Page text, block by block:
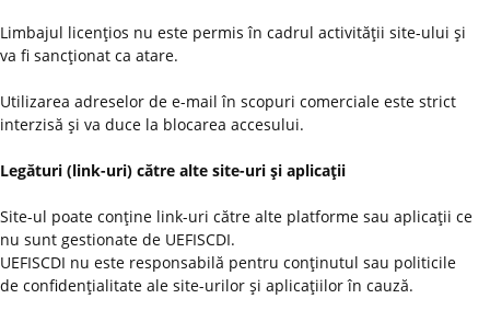
Limbajul licenţios nu este permis în cadrul activităţii site-ului şi
va fi sancţionat ca atare.
Utilizarea adreselor de e-mail în scopuri comerciale este strict
interzisă şi va duce la blocarea accesului.
Legături (link-uri) către alte site-uri şi aplicaţii
Site-ul poate conţine link-uri către alte platforme sau aplicaţii ce
nu sunt gestionate de UEFISCDI.
UEFISCDI nu este responsabilă pentru conţinutul sau politicile
de confidenţialitate ale site-urilor şi aplicaţiilor în cauză.